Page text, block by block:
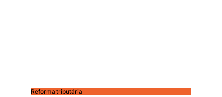
Reforma tributária